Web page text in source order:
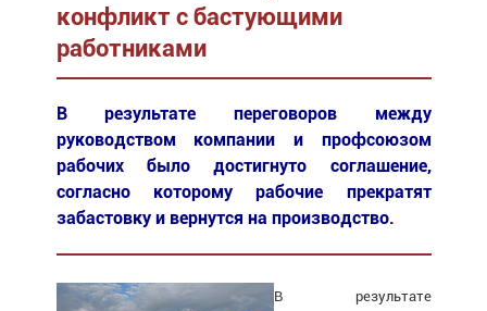
конфликт с бастующими
работниками
В результате переговоров между
руководством компании и профсоюзом
рабочих было достигнуто соглашение,
согласно которому рабочие прекратят
забастовку и вернутся на производство.
В результате